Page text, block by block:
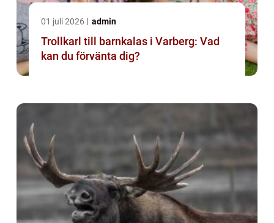
01 juli 2026 admin
Trollkarl till barnkalas i Varberg: Vad
kan du förvänta dig?